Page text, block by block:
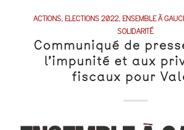
ACTIONS,ELECTIONS 2022,ENSEMBLE À
SOLIDARITÉ
Communiqué de
l’impunité et aux
fiscaux pour